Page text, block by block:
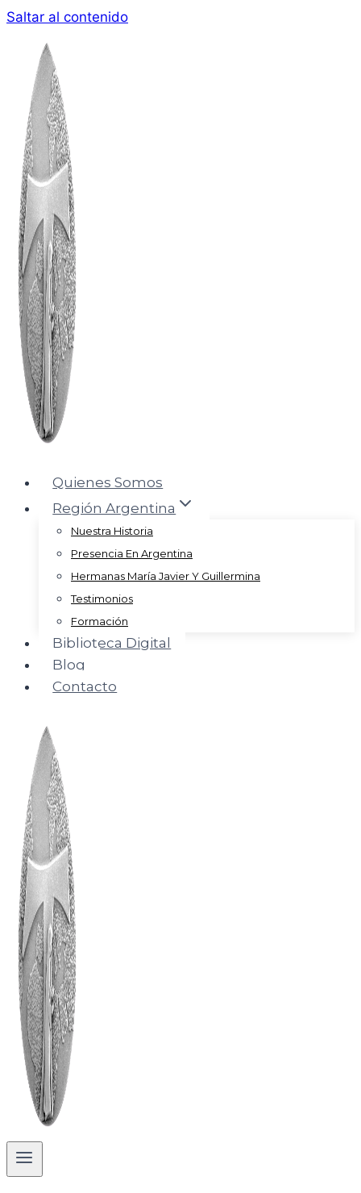
Saltar al contenido
Quienes Somos
Región Argentina
Nuestra Historia
Presencia En Argentina
Hermanas María Javier Y Guillermina
Testimonios
Formación
Biblioteca Digital
Blog
Contacto